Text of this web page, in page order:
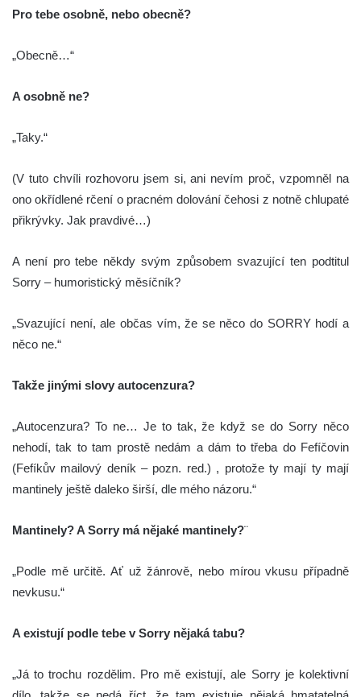
Pro tebe osobně, nebo obecně?
„Obecně…“
A osobně ne?
„Taky.“
(V tuto chvíli rozhovoru jsem si, ani nevím proč, vzpomněl na
ono okřídlené rčení o pracném dolování čehosi z notně chlupaté
přikrývky. Jak pravdivé…)
A není pro tebe někdy svým způsobem svazující ten podtitul
Sorry – humoristický měsíčník?
„Svazující není, ale občas vím, že se něco do SORRY hodí a
něco ne.“
Takže jinými slovy autocenzura?
„Autocenzura? To ne… Je to tak, že když se do Sorry něco
nehodí, tak to tam prostě nedám a dám to třeba do Fefíčovin
(Fefíkův mailový deník – pozn. red.) , protože ty mají ty mají
mantinely ještě daleko širší, dle mého názoru.“
Mantinely? A Sorry má nějaké mantinely?¨
„Podle mě určitě. Ať už žánrově, nebo mírou vkusu případně
nevkusu.“
A existují podle tebe v Sorry nějaká tabu?
„Já to trochu rozdělim. Pro mě existují, ale Sorry je kolektivní